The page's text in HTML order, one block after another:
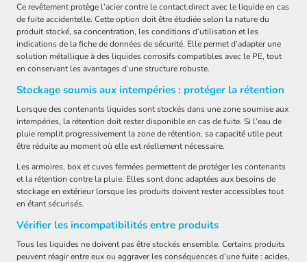
Ce revêtement protège l’acier contre le contact direct avec le liquide en cas
de fuite accidentelle. Cette option doit être étudiée selon la nature du
produit stocké, sa concentration, les conditions d’utilisation et les
indications de la fiche de données de sécurité. Elle permet d’adapter une
solution métallique à des liquides corrosifs compatibles avec le PE, tout
en conservant les avantages d’une structure robuste.
Stockage soumis aux intempéries : protéger la rétention
Lorsque des contenants liquides sont stockés dans une zone soumise aux
intempéries, la rétention doit rester disponible en cas de fuite. Si l’eau de
pluie remplit progressivement la zone de rétention, sa capacité utile peut
être réduite au moment où elle est réellement nécessaire.
Les armoires, box et cuves fermées permettent de protéger les contenants
et la rétention contre la pluie. Elles sont donc adaptées aux besoins de
stockage en extérieur lorsque les produits doivent rester accessibles tout
en étant sécurisés.
Vérifier les incompatibilités entre produits
Tous les liquides ne doivent pas être stockés ensemble. Certains produits
peuvent réagir entre eux ou aggraver les conséquences d’une fuite : acides,